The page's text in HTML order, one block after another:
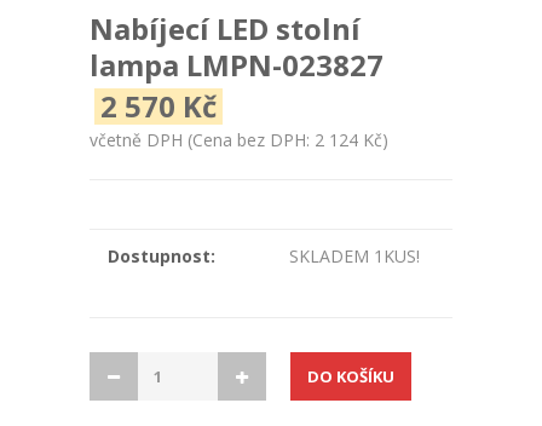
Nabíjecí LED stolní
lampa LMPN-023827
2 570 Kč
včetně DPH (Cena bez DPH: 2 124 Kč)
Dostupnost: SKLADEM 1KUS!